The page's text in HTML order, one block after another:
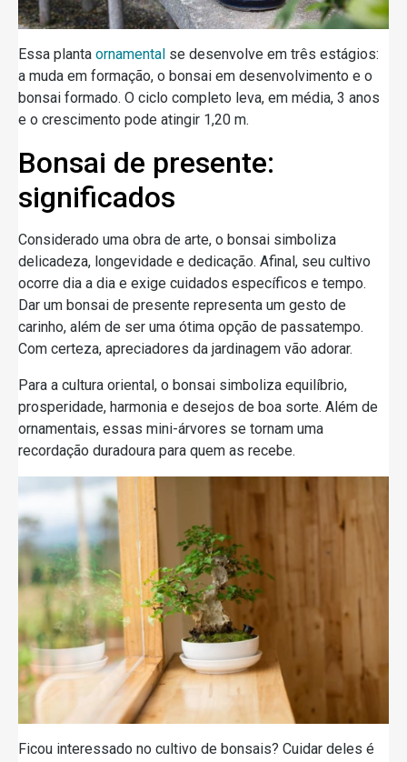
Essa planta ornamental se desenvolve em três estágios:
a muda em formação, o bonsai em desenvolvimento e o
bonsai formado. O ciclo completo leva, em média, 3 anos
e o crescimento pode atingir 1,20 m.
Bonsai de presente:
significados
Considerado uma obra de arte, o bonsai simboliza
delicadeza, longevidade e dedicação. Afinal, seu cultivo
ocorre dia a dia e exige cuidados específicos e tempo.
Dar um bonsai de presente representa um gesto de
carinho, além de ser uma ótima opção de passatempo.
Com certeza, apreciadores da jardinagem vão adorar.
Para a cultura oriental, o bonsai simboliza equilíbrio,
prosperidade, harmonia e desejos de boa sorte. Além de
ornamentais, essas mini-árvores se tornam uma
recordação duradoura para quem as recebe.
Ficou interessado no cultivo de bonsais? Cuidar deles é